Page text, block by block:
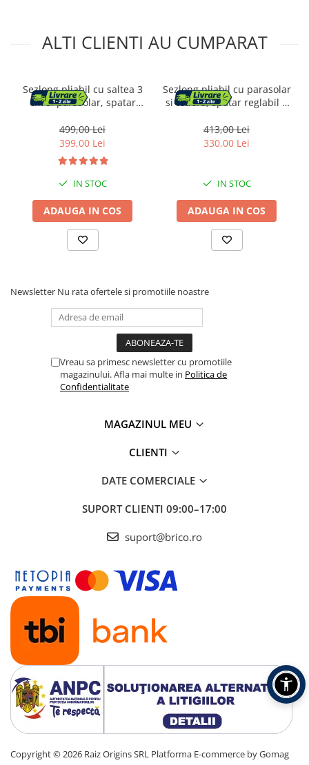
ALTI CLIENTI AU CUMPARAT
Sezlong pliabil cu saltea 3
cm si parasolar, spatar
kg, 193x53x30 cm, gri
499,00 Lei
399,00 Lei
IN STOC
ADAUGA IN COS
Sezlong pliabil cu parasolar
si tetiera, spatar reglabil 4
respirabila, max 150 kg,
200x71x38 cm, taupe
413,00 Lei
330,00 Lei
IN STOC
ADAUGA IN COS
Newsletter Nu rata ofertele si promotiile noastre
Vreau sa primesc newsletter cu promotiile
magazinului. Afla mai multe in Politica de
Confidentialitate
MAGAZINUL MEU
CLIENTI
DATE COMERCIALE
SUPORT CLIENTI 09:00–17:00
suport@brico.ro
Copyright © 2026 Raiz Origins SRL Platforma E-commerce by Gomag